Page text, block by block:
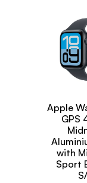
Apple
GPS
with
Sport